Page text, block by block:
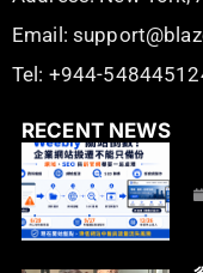
Email:
Tel: +944-
RECENT NEWS